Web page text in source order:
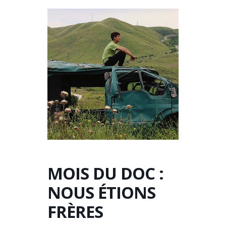
MOIS DU DOC :
NOUS ÉTIONS
FRÈRES